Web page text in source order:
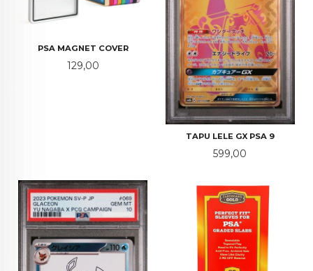
PSA MAGNET COVER
Pris
129,00
TAPU LELE GX PSA 9
Pris
599,00